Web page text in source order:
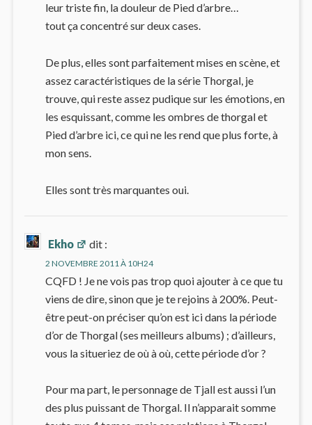
leur triste fin, la douleur de Pied d’arbre…
tout ça concentré sur deux cases.
De plus, elles sont parfaitement mises en scène, et
assez caractéristiques de la série Thorgal, je
trouve, qui reste assez pudique sur les émotions, en
les esquissant, comme les ombres de thorgal et
Pied d’arbre ici, ce qui ne les rend que plus forte, à
mon sens.
Elles sont très marquantes oui.
Ekho dit :
2 NOVEMBRE 2011 À 10H24
CQFD ! Je ne vois pas trop quoi ajouter à ce que tu
viens de dire, sinon que je te rejoins à 200%. Peut-
être peut-on préciser qu’on est ici dans la période
d’or de Thorgal (ses meilleurs albums) ; d’ailleurs,
vous la situeriez de où à où, cette période d’or ?
Pour ma part, le personnage de Tjall est aussi l’un
des plus puissant de Thorgal. Il n’apparait somme